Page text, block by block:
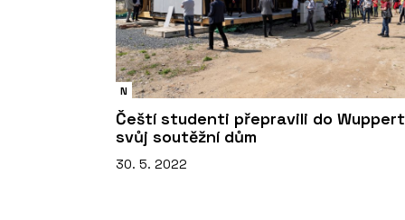
N
Čeští studenti přepravili do
svůj soutěžní dům
30. 5. 2022